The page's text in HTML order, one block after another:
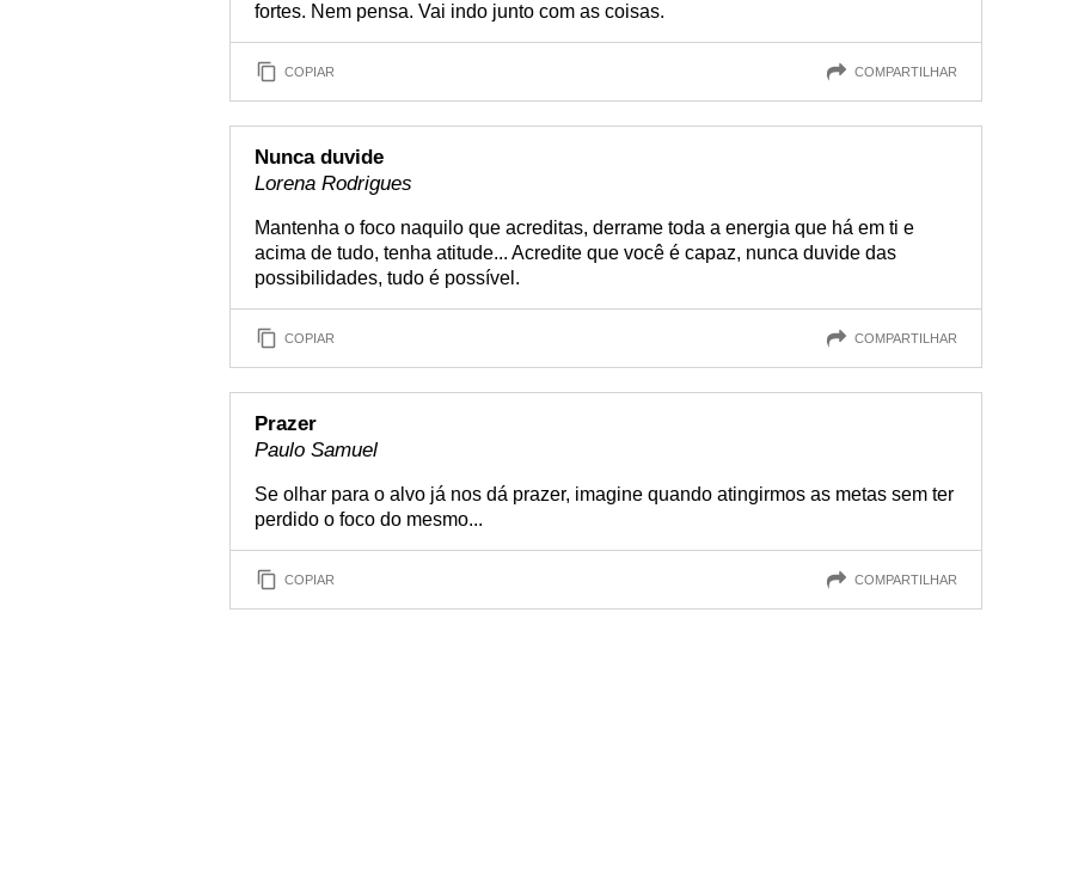
fortes. Nem pensa. Vai indo junto com as coisas.
COPIAR COMPARTILHAR
Nunca duvide
Lorena Rodrigues
Mantenha o foco naquilo que acreditas, derrame toda a energia que há em ti e
acima de tudo, tenha atitude... Acredite que você é capaz, nunca duvide das
possibilidades, tudo é possível.
COPIAR COMPARTILHAR
Prazer
Paulo Samuel
Se olhar para o alvo já nos dá prazer, imagine quando atingirmos as metas sem ter
perdido o foco do mesmo...
COPIAR COMPARTILHAR